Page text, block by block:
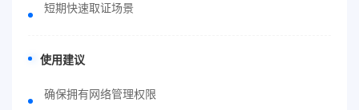
短期快速取证场景
使用建议
确保拥有网络管理权限